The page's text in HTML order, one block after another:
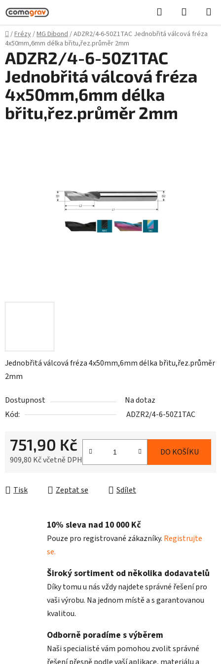
Přejít
na
obsah
Hledat
KOŠÍK
Domů
/Frézy/MG Dibond/ADZR2/4-6-50Z1TAC Jednobřitá válcová fréza
4x50mm,6mm délka břitu,řez.průměr 2mm
Jednobřitá válcová fréza 4x50mm,6mm délka břitu,řez.průměr
2mm
Dostupnost
Na dotaz
Kód:
ADZR2/4-6-50Z1TAC
751,90 Kč
909,80 Kč včetně DPH
DO KOŠÍKU
Tisk Zeptat se Sdílet
ADZR2/4-6-50Z1TAC
Jednobřitá válcová fréza
4x50mm,6mm délka
břitu,řez.průměr 2mm
10% sleva nad 10 000 Kč
Pouze pro registrované zákazníky. Registrujte
se.
Široký sortiment od několika dodavatelů
Díky tomu u nás vždy najdete správné řešení pro
vaši výrobu. Na jednom místě a s garantovanou
kvalitou.
Odborně poradíme s výběrem
Naši specialisté vám pomohou zvolit správné